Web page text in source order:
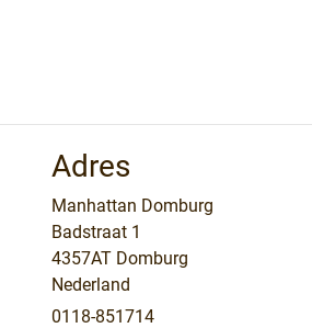
Adres
Manhattan Domburg
Badstraat 1
4357AT Domburg
Nederland
0118-851714